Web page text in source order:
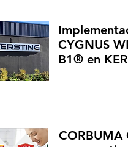
CYGNUS
B1® en
CORBUMA